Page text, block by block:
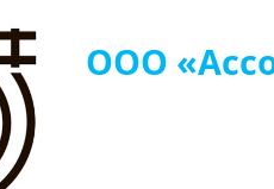
ООО